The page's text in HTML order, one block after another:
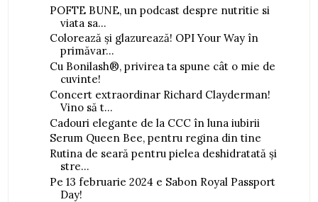
POFTE BUNE, un podcast despre nutritie si
viata sa...
Colorează și glazurează! OPI Your Way în
primăvar...
Cu Bonilash®, privirea ta spune cât o mie de
cuvinte!
Concert extraordinar Richard Clayderman!
Vino să t...
Cadouri elegante de la CCC în luna iubirii
Serum Queen Bee, pentru regina din tine
Rutina de seară pentru pielea deshidratată și
stre...
Pe 13 februarie 2024 e Sabon Royal Passport
Day!